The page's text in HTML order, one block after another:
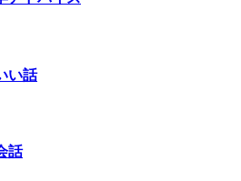
い話
話